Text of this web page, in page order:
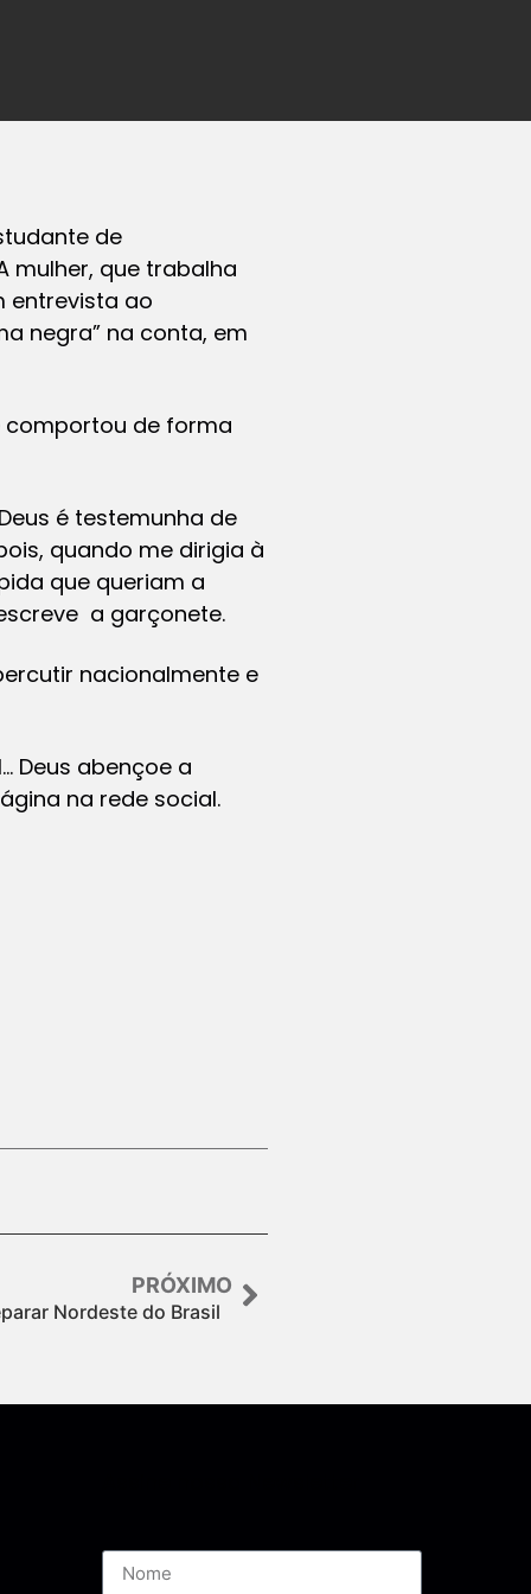
de
mulher, que trabalha
entrevista ao
negra” na conta, em
comportou de forma
é testemunha de
quando me dirigia à
que queriam a
a garçonete.
nacionalmente e
Deus abençoe a
na rede social.
PRÓXIMO
Nordeste do Brasil